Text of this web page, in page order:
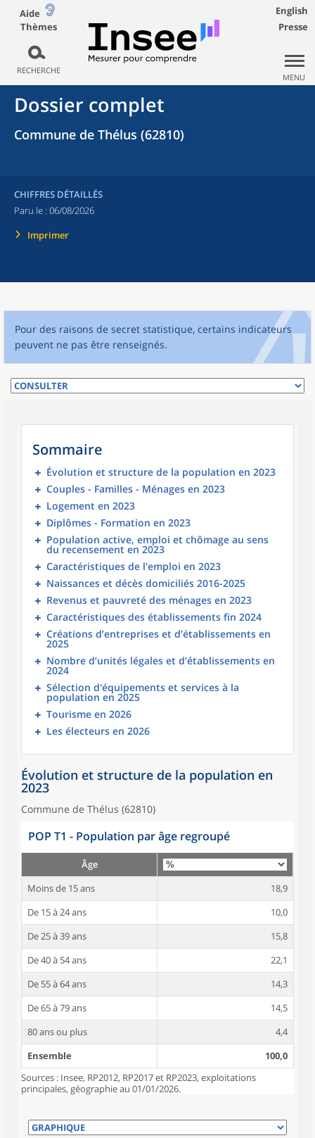
Aide
Thèmes
RECHERCHE
English
Presse
MENU
Dossier complet
Commune de Thélus (62810)
CHIFFRES DÉTAILLÉS
Paru le : 06/08/2026
Imprimer
Pour des raisons de secret statistique, certains indicateurs
peuvent ne pas être renseignés.
Sommaire
Évolution et structure de la population en 2023
Couples - Familles - Ménages en 2023
Logement en 2023
Diplômes - Formation en 2023
Population active, emploi et chômage au sens
du recensement en 2023
Caractéristiques de l'emploi en 2023
Naissances et décès domiciliés 2016-2025
Revenus et pauvreté des ménages en 2023
Caractéristiques des établissements fin 2024
Créations d’entreprises et d’établissements en
2025
Nombre d’unités légales et d’établissements en
2024
Sélection d'équipements et services à la
population en 2025
Tourisme en 2026
Les électeurs en 2026
Évolution et structure de la population en
2023
Commune de Thélus (62810)
POP T1 - Population par âge regroupé
Âge
Moins de 15 ans
18,9
De 15 à 24 ans
10,0
De 25 à 39 ans
15,8
De 40 à 54 ans
22,1
De 55 à 64 ans
14,3
De 65 à 79 ans
14,5
80 ans ou plus
4,4
Ensemble
100,0
Sources : Insee, RP2012, RP2017 et RP2023, exploitations
principales, géographie au 01/01/2026.